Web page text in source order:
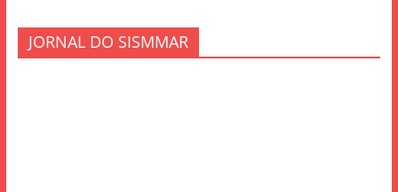
JORNAL DO SISMMAR